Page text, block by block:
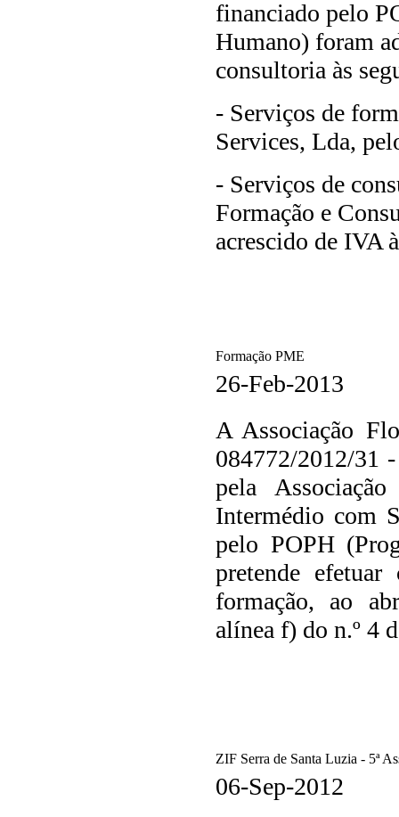
financiado pelo
Humano) foram
consultoria às
- Serviços de
Services, Lda,
- Serviços de
Formação e
acrescido de IVA
Formação PME
26-Feb-2013
A Associação
084772/2012/31
pela
Intermédio com
pelo POPH
pretende
formação, ao
alínea f) do n.º 4
ZIF Serra de Santa Luzia - 5ª
06-Sep-2012